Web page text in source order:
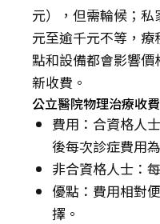
元），但需輪候；
元至逾千元不等，
點和設備都會影響
新收費。
公立醫院物理治療收費
費用：合資格人
後每次診症費用
非合資格人士：
優點：費用相對
擇。